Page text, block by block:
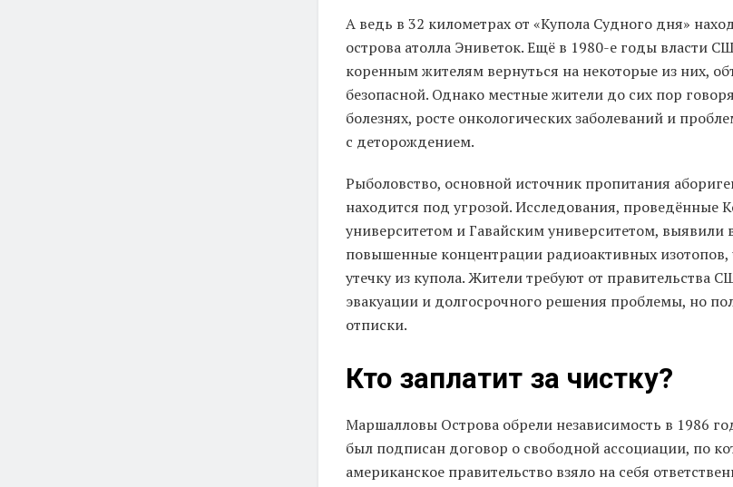
А ведь в 32 километрах от «Купола Судного дня»
острова атолла Эниветок. Ещё в 1980-е годы власти
коренным жителям вернуться на некоторые из них,
безопасной. Однако местные жители до сих пор
болезнях, росте онкологических заболеваний и
с деторождением.
Рыболовство, основной источник пропитания
находится под угрозой. Исследования, проведённые
университетом и Гавайским университетом, выявили
повышенные концентрации радиоактивных изотопов,
утечку из купола. Жители требуют от правительства
эвакуации и долгосрочного решения проблемы, но
отписки.
Кто заплатит за чистку?
Маршалловы Острова обрели независимость в 1986
был подписан договор о свободной ассоциации, по
американское правительство взяло на себя